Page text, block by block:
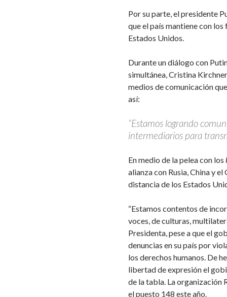
Por su parte, el presidente
que el país mantiene con
Estados Unidos.
Durante un diálogo con
simultánea, Cristina
medios de comunicación
así:
“Estamos logrando
intermediarios para
En medio de la pelea con los
alianza con Rusia, China y
distancia de los Estados
“Estamos contentos de
voces, de culturas,
Presidenta, pese a que el
denuncias en su país por
los derechos humanos. De
libertad de expresión el
de la tabla. La organización
el puesto 148 este año.